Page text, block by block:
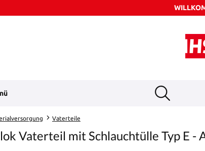
Vaterteile
Vaterteil mit Schlauchtülle Typ E -